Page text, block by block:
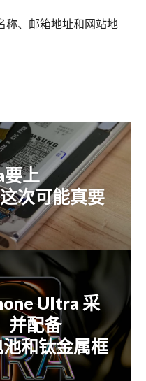
称、邮箱地址和网站地
要上
次可能真要
Ultra 采
并配备
和钛金属框